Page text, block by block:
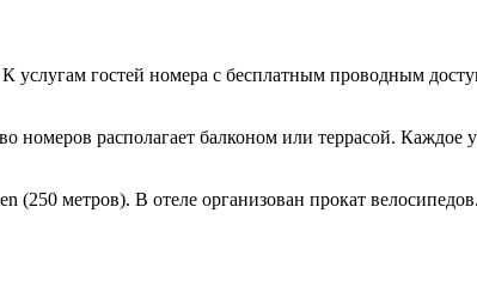
услугам гостей номера с бесплатным проводным
располагает балконом или террасой. Каждое
(250 метров). В отеле организован прокат велосипедов.